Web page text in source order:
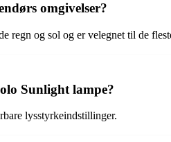
omgivelser?
regn og sol og er velegnet til de
Sunlight lampe?
lysstyrkeindstillinger.